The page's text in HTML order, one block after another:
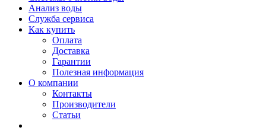
Анализ воды
Служба сервиса
Как купить
Оплата
Доставка
Гарантии
Полезная информация
О компании
Контакты
Производители
Статьи